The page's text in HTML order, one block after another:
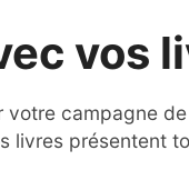
vos
votre campagne
livres présentent